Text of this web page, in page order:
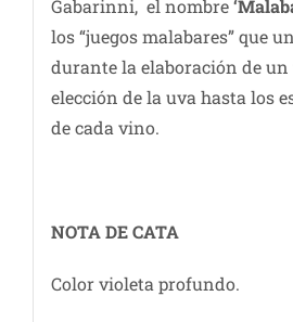
Gabarinni, el nombre
los “juegos malabares” que
durante la elaboración de un
elección de la uva hasta los
de cada vino.
NOTA DE CATA
Color violeta profundo.